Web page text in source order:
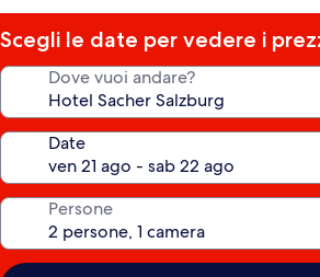
Scegli le date per vedere i
Dove vuoi andare?
Date
Persone